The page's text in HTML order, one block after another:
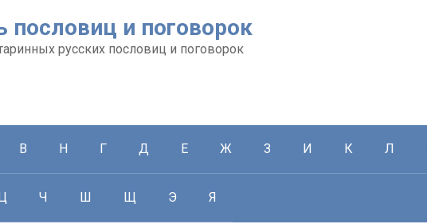
пословиц и поговорок
русских пословиц и поговорок
В Н Г Д Е Ж З И К Л
Ч Ш Щ Э Я